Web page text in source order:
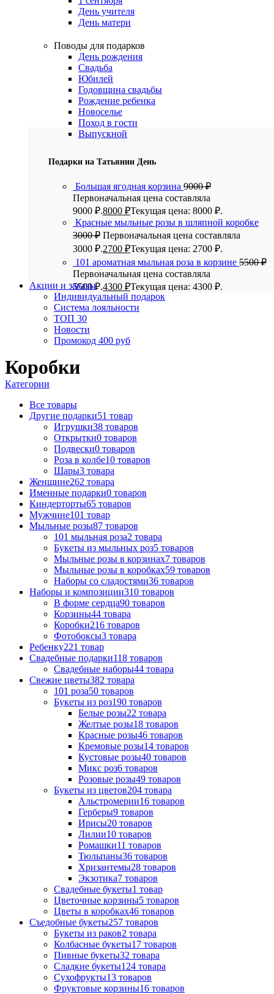
День учителя
День матери
Поводы для подарков
День рождения
Свадьба
Юбилей
Годовщина свадьбы
Рождение ребенка
Новоселье
Поход в гости
Выпускной
Подарки на Татьянин День
Большая ягодная корзина 9000₽
Первоначальная цена составляла
9000 ₽.8000 ₽Текущая цена: 8000 ₽.
Красные мыльные розы в шляпной коробке
3000₽ Первоначальная цена составляла
3000 ₽.2700 ₽Текущая цена: 2700 ₽.
101 ароматная мыльная роза в корзине 5500₽
Первоначальная цена составляла
5500 ₽.4300 ₽Текущая цена: 4300 ₽.
Акции и заказы
Индивидуальный подарок
Система лояльности
ТОП 30
Новости
Промокод 400 руб
Коробки
Категории
Все товары
Другие подарки51 товар
Игрушки38 товаров
Открытки0 товаров
Подвески0 товаров
Роза в колбе10 товаров
Шары3 товара
Женщине262 товара
Именные подарки0 товаров
Киндерторты65 товаров
Мужчине101 товар
Мыльные розы87 товаров
101 мыльная роза2 товара
Букеты из мыльных роз5 товаров
Мыльные розы в корзинах7 товаров
Мыльные розы в коробках59 товаров
Наборы со сладостями36 товаров
Наборы и композиции310 товаров
В форме сердца90 товаров
Корзины44 товара
Коробки216 товаров
Фотобоксы3 товара
Ребенку221 товар
Свадебные подарки118 товаров
Свадебные наборы44 товара
Свежие цветы382 товара
101 роза50 товаров
Букеты из роз190 товаров
Белые розы22 товара
Желтые розы18 товаров
Красные розы46 товаров
Кремовые розы14 товаров
Кустовые розы40 товаров
Микс роз6 товаров
Розовые розы49 товаров
Букеты из цветов204 товара
Альстромерии16 товаров
Герберы9 товаров
Ириcы20 товаров
Лилии10 товаров
Ромашки11 товаров
Тюльпаны36 товаров
Хризантемы28 товаров
Экзотика7 товаров
Свадебные букеты1 товар
Цветочные корзины5 товаров
Цветы в коробках46 товаров
Съедобные букеты257 товаров
Букеты из раков2 товара
Колбасные букеты17 товаров
Пивные букеты32 товара
Сладкие букеты124 товара
Сухофрукты13 товаров
Фруктовые корзины16 товаров